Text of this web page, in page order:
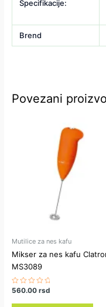
Specifikacije:
Brend
Povezani
Mutilice za nes kafu
Mikser za nes kafu
MS3089
Ocenjeno
0
560.00rsd